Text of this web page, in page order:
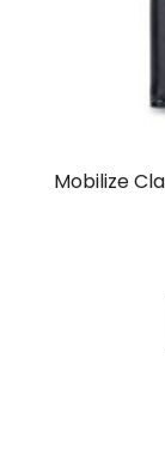
Mobilize